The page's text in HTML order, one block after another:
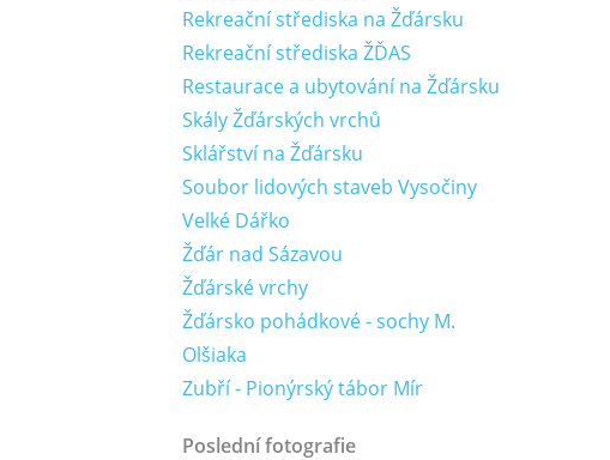
Rekreační střediska na Žďársku
Rekreační střediska ŽĎAS
Restaurace a ubytování na Žďársku
Skály Žďárských vrchů
Sklářství na Žďársku
Soubor lidových staveb Vysočiny
Velké Dářko
Žďár nad Sázavou
Žďárské vrchy
Žďársko pohádkové - sochy M.
Olšiaka
Zubří - Pionýrský tábor Mír
Poslední fotografie